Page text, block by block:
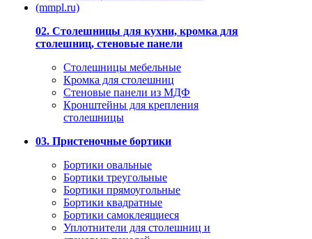
02. Столешницы для кухни, кромка для
столешниц, стеновые панели
Столешницы мебельные
Кромка для столешниц
Стеновые панели из МДФ
Кронштейны для крепления
столешницы
03. Пристеночные бортики
Бортики овальные
Бортики треугольные
Бортики прямоугольные
Бортики квадратные
Бортики самоклеящиеся
Уплотнители для столешниц и